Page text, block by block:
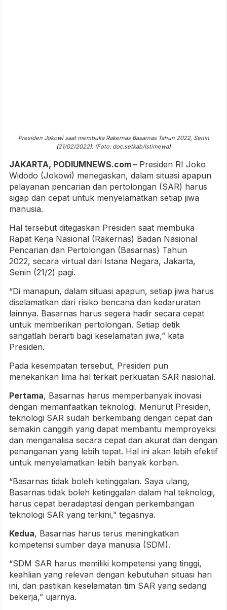
Presiden Jokowi saat membuka Rakernas Basarnas Tahun 2022, Senin
(21/02/2022). (Foto: doc.setkab/Istimewa)
JAKARTA, PODIUMNEWS.com – Presiden RI Joko
Widodo (Jokowi) menegaskan, dalam situasi apapun
pelayanan pencarian dan pertolongan (SAR) harus
sigap dan cepat untuk menyelamatkan setiap jiwa
manusia.
Hal tersebut ditegaskan Presiden saat membuka
Rapat Kerja Nasional (Rakernas) Badan Nasional
Pencarian dan Pertolongan (Basarnas) Tahun
2022, secara virtual dari Istana Negara, Jakarta,
Senin (21/2) pagi.
“Di manapun, dalam situasi apapun, setiap jiwa harus
diselamatkan dari risiko bencana dan kedaruratan
lainnya. Basarnas harus segera hadir secara cepat
untuk memberikan pertolongan. Setiap detik
sangatlah berarti bagi keselamatan jiwa,” kata
Presiden.
Pada kesempatan tersebut, Presiden pun
menekankan lima hal terkait perkuatan SAR nasional.
Pertama, Basarnas harus memperbanyak inovasi
dengan memanfaatkan teknologi. Menurut Presiden,
teknologi SAR sudah berkembang dengan cepat dan
semakin canggih yang dapat membantu memproyeksi
dan menganalisa secara cepat dan akurat dan dengan
penanganan yang lebih tepat. Hal ini akan lebih efektif
untuk menyelamatkan lebih banyak korban.
“Basarnas tidak boleh ketinggalan. Saya ulang,
Basarnas tidak boleh ketinggalan dalam hal teknologi,
harus cepat beradaptasi dengan perkembangan
teknologi SAR yang terkini,” tegasnya.
Kedua, Basarnas harus terus meningkatkan
kompetensi sumber daya manusia (SDM).
“SDM SAR harus memiliki kompetensi yang tinggi,
keahlian yang relevan dengan kebutuhan situasi hari
ini, dan pastikan keselamatan tim SAR yang sedang
bekerja,” ujarnya.